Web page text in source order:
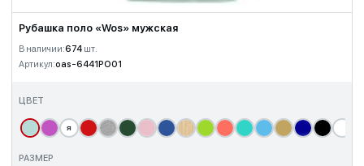
Рубашка поло «Wos» мужская
В наличии:674 шт.
Артикул:oas-6441PO01
ЦВЕТ
я
РАЗМЕР